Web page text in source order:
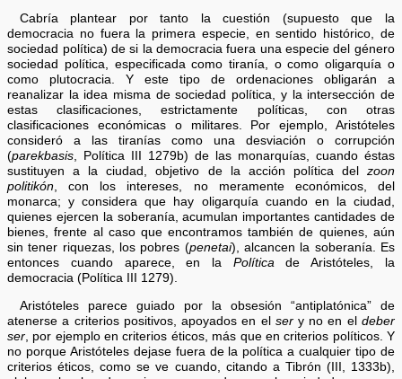
Cabría plantear por tanto la cuestión (supuesto que la
democracia no fuera la primera especie, en sentido histórico, de
sociedad política) de si la democracia fuera una especie del género
sociedad política, especificada como tiranía, o como oligarquía o
como plutocracia. Y este tipo de ordenaciones obligarán a
reanalizar la idea misma de sociedad política, y la intersección de
estas clasificaciones, estrictamente políticas, con otras
clasificaciones económicas o militares. Por ejemplo, Aristóteles
consideró a las tiranías como una desviación o corrupción
(parekbasis , Política III 1279b) de las monarquías, cuando éstas
sustituyen a la ciudad, objetivo de la acción política del zoon
politikón , con los intereses, no meramente económicos, del
monarca; y considera que hay oligarquía cuando en la ciudad,
quienes ejercen la soberanía, acumulan importantes cantidades de
bienes, frente al caso que encontramos también de quienes, aún
sin tener riquezas, los pobres (penetai), alcancen la soberanía. Es
entonces cuando aparece, en la Política de Aristóteles, la
democracia (Política III 1279).
Aristóteles parece guiado por la obsesión “antiplatónica” de
atenerse a criterios positivos, apoyados en el sery no en el deber
ser , por ejemplo en criterios éticos, más que en criterios políticos. Y
no porque Aristóteles dejase fuera de la política a cualquier tipo de
criterios éticos, como se ve cuando, citando a Tibrón (III, 1333b),